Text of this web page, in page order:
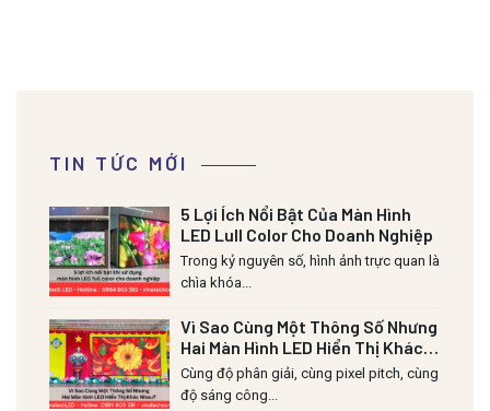
TIN TỨC MỚI
5 Lợi Ích Nổi Bật Của Màn Hình
LED Lull Color Cho Doanh Nghiệp
Trong kỷ nguyên số, hình ảnh trực quan là
chìa khóa...
Vì Sao Cùng Một Thông Số Nhưng
Hai Màn Hình LED Hiển Thị Khác
Nhau?
Cùng độ phân giải, cùng pixel pitch, cùng
độ sáng công...